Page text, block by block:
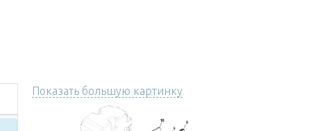
Показать большую картинку